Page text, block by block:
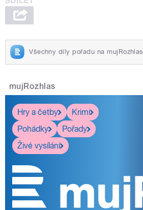
Všechny díly pořadu na mujRozhlas
mujRozhlas
Hry a četby
Krimi
Pohádky
Pořady
Živé vysílání